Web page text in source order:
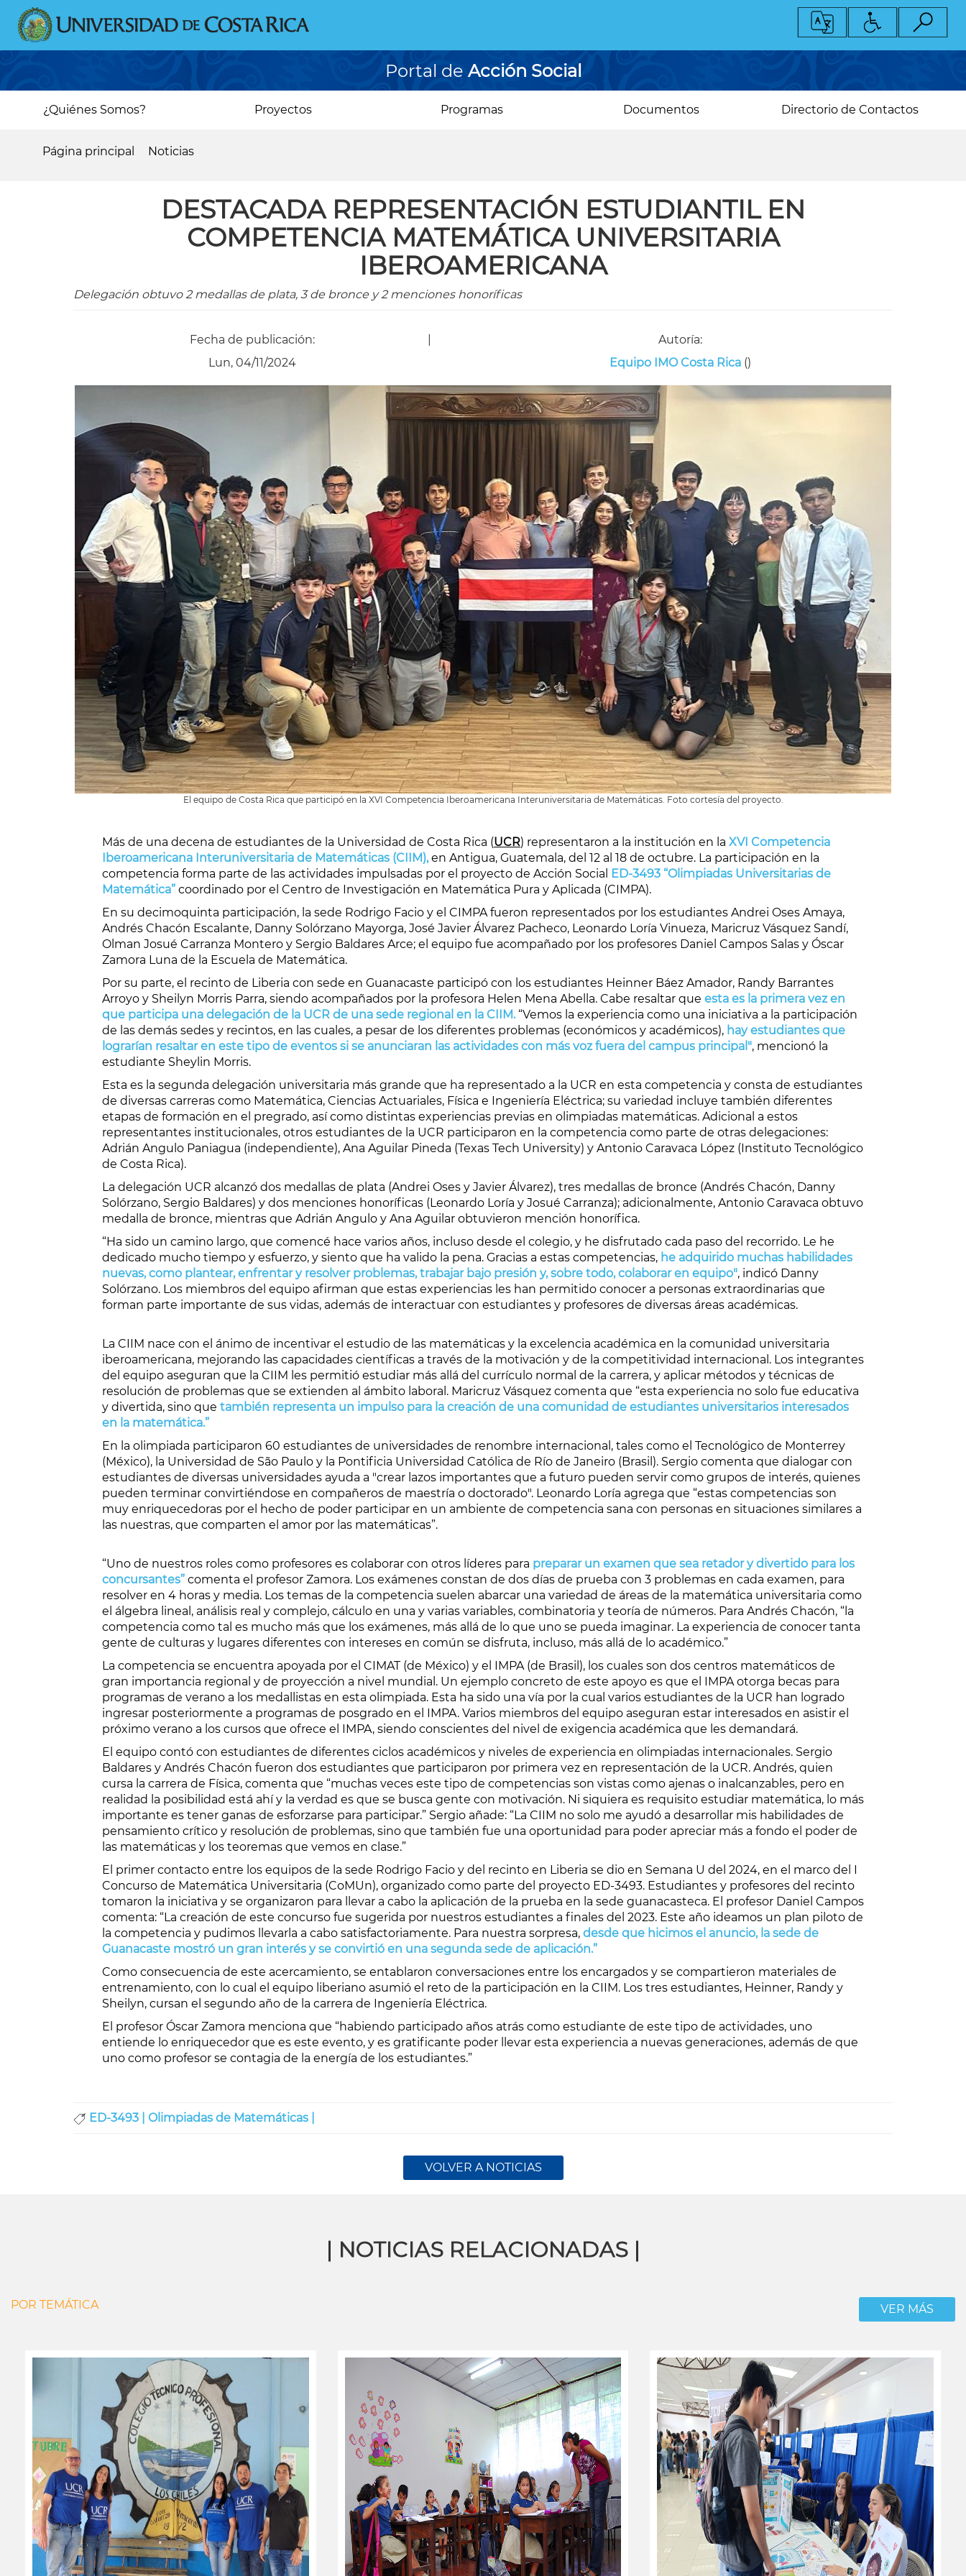
Pasar
contenido
principal
Portal de Acción Social
Main¿Quiénes Somos? Proyectos Programas Documentos Directorio de Contactos
Página principal Noticias
DESTACADA REPRESENTACIÓN ESTUDIANTIL EN
COMPETENCIA MATEMÁTICA UNIVERSITARIA
IBEROAMERICANA
Delegación obtuvo 2 medallas de plata, 3 de bronce y 2 menciones honoríficas
Fecha de publicación:
Lun, 04/11/2024
Autoría:
Equipo IMO Costa Rica ()
El equipo de Costa Rica que participó en la XVI Competencia Iberoamericana Interuniversitaria de Matemáticas. Foto cortesía del proyecto.
Más de una decena de estudiantes de la Universidad de Costa Rica (UCR) representaron a la institución en la XVI Competencia
Iberoamericana Interuniversitaria de Matemáticas (CIIM),en Antigua, Guatemala, del 12 al 18 de octubre. La participación en la
competencia forma parte de las actividades impulsadas por el proyecto de Acción Social ED-3493 “Olimpiadas Universitarias de
Matemática” coordinado por el Centro de Investigación en Matemática Pura y Aplicada (CIMPA).
En su decimoquinta participación, la sede Rodrigo Facio y el CIMPA fueron representados por los estudiantes Andrei Oses Amaya,
Andrés Chacón Escalante, Danny Solórzano Mayorga, José Javier Álvarez Pacheco, Leonardo Loría Vinueza, Maricruz Vásquez Sandí,
Olman Josué Carranza Montero y Sergio Baldares Arce; el equipo fue acompañado por los profesores Daniel Campos Salas y Óscar
Zamora Luna de la Escuela de Matemática.
Por su parte, el recinto de Liberia con sede en Guanacaste participó con los estudiantes Heinner Báez Amador, Randy Barrantes
Arroyo y Sheilyn Morris Parra, siendo acompañados por la profesora Helen Mena Abella. Cabe resaltar que esta es la primera vez en
que participa una delegación de la UCR de una sede regional en la CIIM.“Vemos la experiencia como una iniciativa a la participación
de las demás sedes y recintos, en las cuales, a pesar de los diferentes problemas (económicos y académicos), hay estudiantes que
lograrían resaltar en este tipo de eventos si se anunciaran las actividades con más voz fuera del campus principal", mencionó la
estudiante Sheylin Morris.
Esta es la segunda delegación universitaria más grande que ha representado a la UCR en esta competencia y consta de estudiantes
de diversas carreras como Matemática, Ciencias Actuariales, Física e Ingeniería Eléctrica; su variedad incluye también diferentes
etapas de formación en el pregrado, así como distintas experiencias previas en olimpiadas matemáticas. Adicional a estos
representantes institucionales, otros estudiantes de la UCR participaron en la competencia como parte de otras delegaciones:
Adrián Angulo Paniagua (independiente), Ana Aguilar Pineda (Texas Tech University) y Antonio Caravaca López (Instituto Tecnológico
de Costa Rica).
La delegación UCR alcanzó dos medallas de plata (Andrei Oses y Javier Álvarez), tres medallas de bronce (Andrés Chacón, Danny
Solórzano, Sergio Baldares) y dos menciones honoríficas (Leonardo Loría y Josué Carranza); adicionalmente, Antonio Caravaca obtuvo
medalla de bronce, mientras que Adrián Angulo y Ana Aguilar obtuvieron mención honorífica.
“Ha sido un camino largo, que comencé hace varios años, incluso desde el colegio, y he disfrutado cada paso del recorrido. Le he
dedicado mucho tiempo y esfuerzo, y siento que ha valido la pena. Gracias a estas competencias, he adquirido muchas habilidades
nuevas, como plantear, enfrentar y resolver problemas, trabajar bajo presión y, sobre todo, colaborar en equipo", indicó Danny
Solórzano. Los miembros del equipo afirman que estas experiencias les han permitido conocer a personas extraordinarias que
forman parte importante de sus vidas, además de interactuar con estudiantes y profesores de diversas áreas académicas.
La CIIM nace con el ánimo de incentivar el estudio de las matemáticas y la excelencia académica en la comunidad universitaria
iberoamericana, mejorando las capacidades científicas a través de la motivación y de la competitividad internacional. Los integrantes
del equipo aseguran que la CIIM les permitió estudiar más allá del currículo normal de la carrera, y aplicar métodos y técnicas de
resolución de problemas que se extienden al ámbito laboral. Maricruz Vásquez comenta que “esta experiencia no solo fue educativa
y divertida, sino que también representa un impulso para la creación de una comunidad de estudiantes universitarios interesados
en la matemática.”
En la olimpiada participaron 60 estudiantes de universidades de renombre internacional, tales como el Tecnológico de Monterrey
(México), la Universidad de São Paulo y la Pontificia Universidad Católica de Río de Janeiro (Brasil). Sergio comenta que dialogar con
estudiantes de diversas universidades ayuda a "crear lazos importantes que a futuro pueden servir como grupos de interés, quienes
pueden terminar convirtiéndose en compañeros de maestría o doctorado". Leonardo Loría agrega que “estas competencias son
muy enriquecedoras por el hecho de poder participar en un ambiente de competencia sana con personas en situaciones similares a
las nuestras, que comparten el amor por las matemáticas”.
“Uno de nuestros roles como profesores es colaborar con otros líderes para preparar un examen que sea retador y divertido para los
concursantes” comenta el profesor Zamora. Los exámenes constan de dos días de prueba con 3 problemas en cada examen, para
resolver en 4 horas y media. Los temas de la competencia suelen abarcar una variedad de áreas de la matemática universitaria como
el álgebra lineal, análisis real y complejo, cálculo en una y varias variables, combinatoria y teoría de números. Para Andrés Chacón, “la
competencia como tal es mucho más que los exámenes, más allá de lo que uno se pueda imaginar. La experiencia de conocer tanta
gente de culturas y lugares diferentes con intereses en común se disfruta, incluso, más allá de lo académico.”
La competencia se encuentra apoyada por el CIMAT (de México) y el IMPA (de Brasil), los cuales son dos centros matemáticos de
gran importancia regional y de proyección a nivel mundial. Un ejemplo concreto de este apoyo es que el IMPA otorga becas para
programas de verano a los medallistas en esta olimpiada. Esta ha sido una vía por la cual varios estudiantes de la UCR han logrado
ingresar posteriormente a programas de posgrado en el IMPA. Varios miembros del equipo aseguran estar interesados en asistir el
próximo verano a los cursos que ofrece el IMPA, siendo conscientes del nivel de exigencia académica que les demandará.
El equipo contó con estudiantes de diferentes ciclos académicos y niveles de experiencia en olimpiadas internacionales. Sergio
Baldares y Andrés Chacón fueron dos estudiantes que participaron por primera vez en representación de la UCR. Andrés, quien
cursa la carrera de Física, comenta que “muchas veces este tipo de competencias son vistas como ajenas o inalcanzables, pero en
realidad la posibilidad está ahí y la verdad es que se busca gente con motivación. Ni siquiera es requisito estudiar matemática, lo más
importante es tener ganas de esforzarse para participar.” Sergio añade: “La CIIM no solo me ayudó a desarrollar mis habilidades de
pensamiento crítico y resolución de problemas, sino que también fue una oportunidad para poder apreciar más a fondo el poder de
las matemáticas y los teoremas que vemos en clase.”
El primer contacto entre los equipos de la sede Rodrigo Facio y del recinto en Liberia se dio en Semana U del 2024, en el marco del I
Concurso de Matemática Universitaria (CoMUn), organizado como parte del proyecto ED-3493. Estudiantes y profesores del recinto
tomaron la iniciativa y se organizaron para llevar a cabo la aplicación de la prueba en la sede guanacasteca. El profesor Daniel Campos
comenta: “La creación de este concurso fue sugerida por nuestros estudiantes a finales del 2023. Este año ideamos un plan piloto de
la competencia y pudimos llevarla a cabo satisfactoriamente. Para nuestra sorpresa, desde que hicimos el anuncio, la sede de
Guanacaste mostró un gran interés y se convirtió en una segunda sede de aplicación.”
Como consecuencia de este acercamiento, se entablaron conversaciones entre los encargados y se compartieron materiales de
entrenamiento, con lo cual el equipo liberiano asumió el reto de la participación en la CIIM. Los tres estudiantes, Heinner, Randy y
Sheilyn, cursan el segundo año de la carrera de Ingeniería Eléctrica.
El profesor Óscar Zamora menciona que “habiendo participado años atrás como estudiante de este tipo de actividades, uno
entiende lo enriquecedor que es este evento, y es gratificante poder llevar esta experiencia a nuevas generaciones, además de que
uno como profesor se contagia de la energía de los estudiantes.”
ED-3493 | Olimpiadas de Matemáticas |
VOLVER A NOTICIAS
| NOTICIAS RELACIONADAS |
POR TEMÁTICA VER MÁS